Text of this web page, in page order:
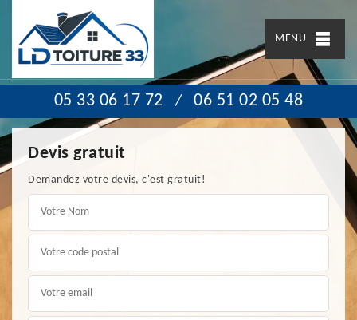
MENU
05 33 06 17 72 / 06 51 02 05 48
Devis gratuit
Demandez votre devis, c'est gratuit!